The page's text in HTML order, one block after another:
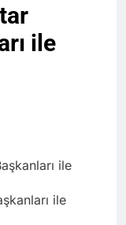
ile
ile